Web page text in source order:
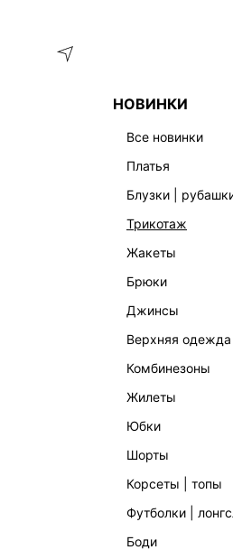
НОВИНКИ
все новинки
платья
блузки |
трикотаж
жакеты
брюки
джинсы
верхняя одежда
комбинезоны
жилеты
юбки
шорты
корсеты | топы
футболки |
боди
ОДЕЖДА